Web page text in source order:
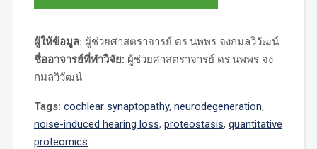
ผู้ให้ข้อมูล: ผู้ช่วยศาสตราจารย์ ดร.นพพร จงกมลวิวัฒน์
ชื่ออาจารย์ที่ทำวิจัย: ผู้ช่วยศาสตราจารย์ ดร.นพพร จง
กมลวิวัฒน์
Tags: cochlear synaptopathy, neurodegeneration,
noise-induced hearing loss, proteostasis, quantitative
proteomics